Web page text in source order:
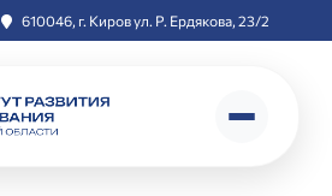
610046, г. Киров ул. Р. Ердякова, 23/2